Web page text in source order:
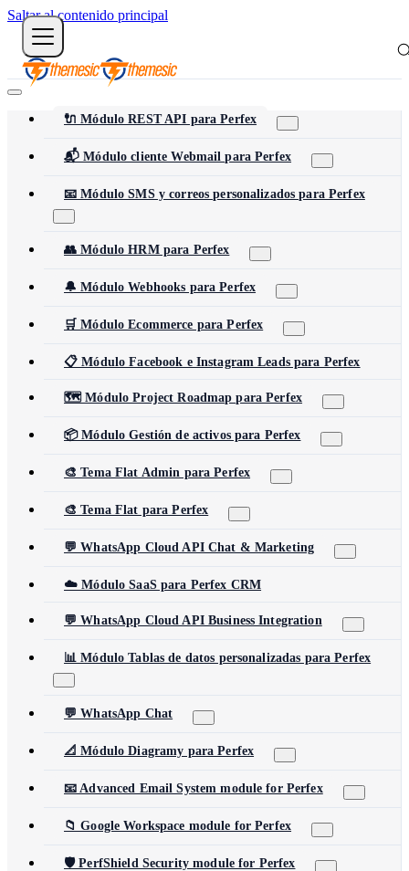
Saltar al contenido principal
🔌 Módulo REST API para Perfex
📬 Módulo cliente Webmail para Perfex
📧 Módulo SMS y correos personalizados para Perfex
👥 Módulo HRM para Perfex
🔔 Módulo Webhooks para Perfex
🛒 Módulo Ecommerce para Perfex
📋 Módulo Facebook e Instagram Leads para Perfex
🗺️ Módulo Project Roadmap para Perfex
📦 Módulo Gestión de activos para Perfex
🎨 Tema Flat Admin para Perfex
🎨 Tema Flat para Perfex
💬 WhatsApp Cloud API Chat & Marketing
☁️ Módulo SaaS para Perfex CRM
💬 WhatsApp Cloud API Business Integration
📊 Módulo Tablas de datos personalizadas para Perfex
💬 WhatsApp Chat
📐 Módulo Diagramy para Perfex
📧 Advanced Email System module for Perfex
📁 Google Workspace module for Perfex
🛡️ PerfShield Security module for Perfex